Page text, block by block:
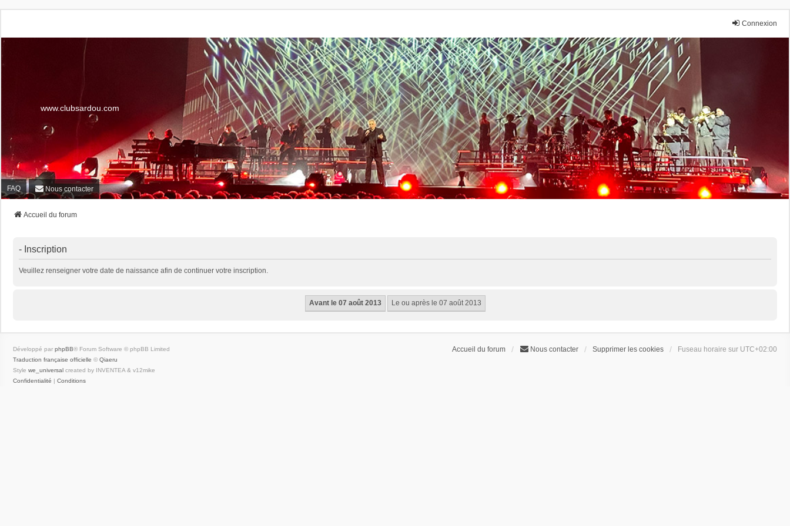
Connexion
www.clubsardou.com
FAQ Nous contacter
Accueil du forum
- Inscription
Veuillez renseigner votre date de naissance afin de continuer votre inscription.
Accueil du forum Nous contacter Supprimer les cookies Fuseau horaire sur UTC+02:00
Développé par phpBB® Forum Software © phpBB Limited
Traduction française officielle © Qiaeru
Style we_universal created by INVENTEA & v12mike
Confidentialité | Conditions